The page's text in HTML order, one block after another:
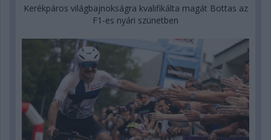
Kerékpáros világbajnokságra kvalifikálta magát Bottas az
F1-es nyári szünetben